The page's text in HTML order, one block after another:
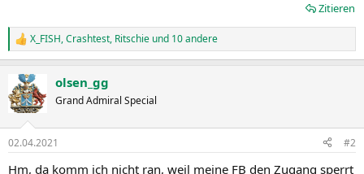
Zitieren
R
e
k
t
i
e
X_FISH,Crashtest, Ritschie und 10 andere
olsen_gg
Grand Admiral Special
02.04.2021 #2
Hm, da komm ich nicht ran, weil meine FB den Zugang sperrt